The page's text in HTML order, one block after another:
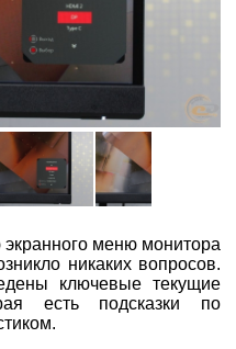
меню монитора
никаких вопросов.
ключевые текущие
есть подсказки по